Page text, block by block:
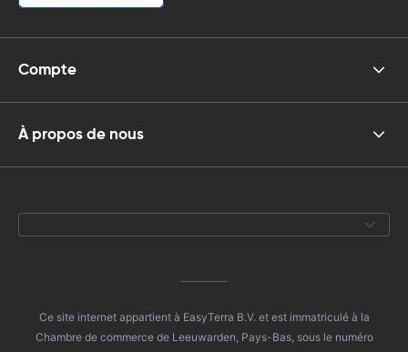
Compte
À propos de nous
Ce site internet appartient à EasyTerra B.V. et est immatriculé à la
Chambre de commerce de Leeuwarden, Pays-Bas, sous le numéro